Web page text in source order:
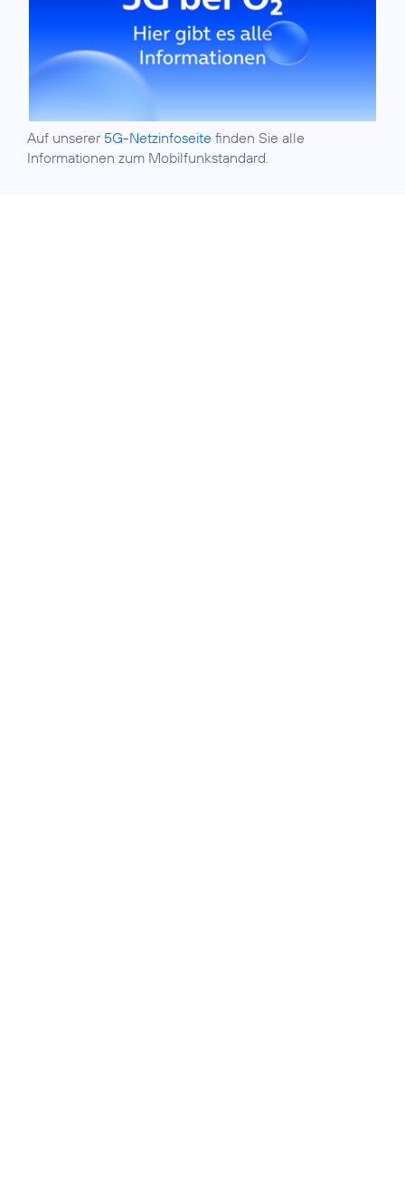
Auf unserer 5G-Netzinfoseite finden Sie alle
Informationen zum Mobilfunkstandard.